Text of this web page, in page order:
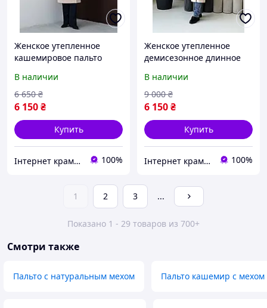
Женское утепленное
кашемировое пальто
молочного цвета
В наличии
6 150₴
6 650 ₴
Купить
Інтернет крамничка "Nika Star" 100%
Женское утепленное
демисезонное длинное
молочного цвета
В наличии
6 150₴
9 000 ₴
Купить
Інтернет крамничка "Nika Star" 100%
1 2 3 ...
Показано 1 - 29 товаров из 700+
Смотри также
Пальто с натуральным мехом Пальто кашемир с мехом